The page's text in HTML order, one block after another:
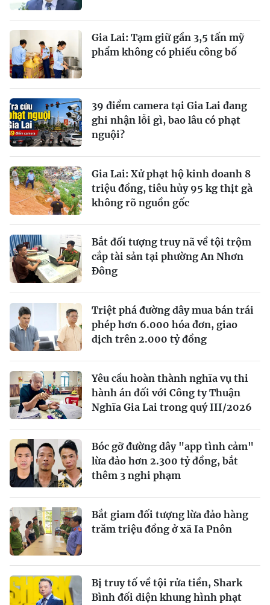
Gia Lai: Tạm giữ gần 3,5 tấn mỹ
phẩm không có phiếu công bố
39 điểm camera tại Gia Lai đang
ghi nhận lỗi gì, bao lâu có phạt
nguội?
Gia Lai: Xử phạt hộ kinh doanh 8
triệu đồng, tiêu hủy 95 kg thịt gà
không rõ nguồn gốc
Bắt đối tượng truy nã về tội trộm
cắp tài sản tại phường An Nhơn
Đông
Triệt phá đường dây mua bán trái
phép hơn 6.000 hóa đơn, giao
dịch trên 2.000 tỷ đồng
Yêu cầu hoàn thành nghĩa vụ thi
hành án đối với Công ty Thuận
Nghĩa Gia Lai trong quý III/2026
Bóc gỡ đường dây "app tình cảm"
lừa đảo hơn 2.300 tỷ đồng, bắt
thêm 3 nghi phạm
Bắt giam đối tượng lừa đảo hàng
trăm triệu đồng ở xã Ia Pnôn
Bị truy tố về tội rửa tiền, Shark
Bình đối diện khung hình phạt